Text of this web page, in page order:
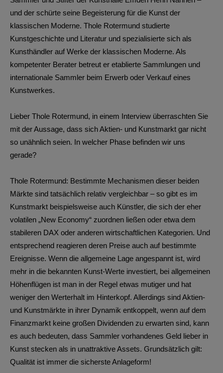
und der schürte seine Begeisterung für die Kunst der
klassischen Moderne. Thole Rotermund studierte
Kunstgeschichte und Literatur und spezialisierte sich als
Kunsthändler auf Werke der klassischen Moderne. Als
kompetenter Berater betreut er etablierte Sammlungen und
internationale Sammler beim Erwerb oder Verkauf eines
Kunstwerkes.
Lieber Thole Rotermund, in einem Interview überraschten Sie
mit der Aussage, dass sich Aktien- und Kunstmarkt gar nicht
so unähnlich seien. In welcher Phase befinden wir uns
gerade?
Thole Rotermund: Bestimmte Mechanismen dieser beiden
Märkte sind tatsächlich relativ vergleichbar – so gibt es im
Kunstmarkt beispielsweise auch Künstler, die sich der eher
volatilen „New Economy“ zuordnen ließen oder etwa dem
stabileren DAX oder anderen wirtschaftlichen Kategorien. Und
entsprechend reagieren deren Preise auch auf bestimmte
Ereignisse. Wenn die allgemeine Lage angespannt ist, wird
mehr in die bekannten Kunst-Werte investiert, bei allgemeinen
Höhenflügen ist man in der Regel etwas mutiger und hat
weniger den Werterhalt im Hinterkopf. Allerdings sind Aktien-
und Kunstmärkte in ihrer Dynamik entkoppelt, wenn auf dem
Finanzmarkt keine großen Dividenden zu erwarten sind, kann
es auch bedeuten, dass Sammler vorhandenes Geld lieber in
Kunst stecken als in unattraktive Assets. Grundsätzlich gilt:
Qualität ist immer die sicherste Anlageform!